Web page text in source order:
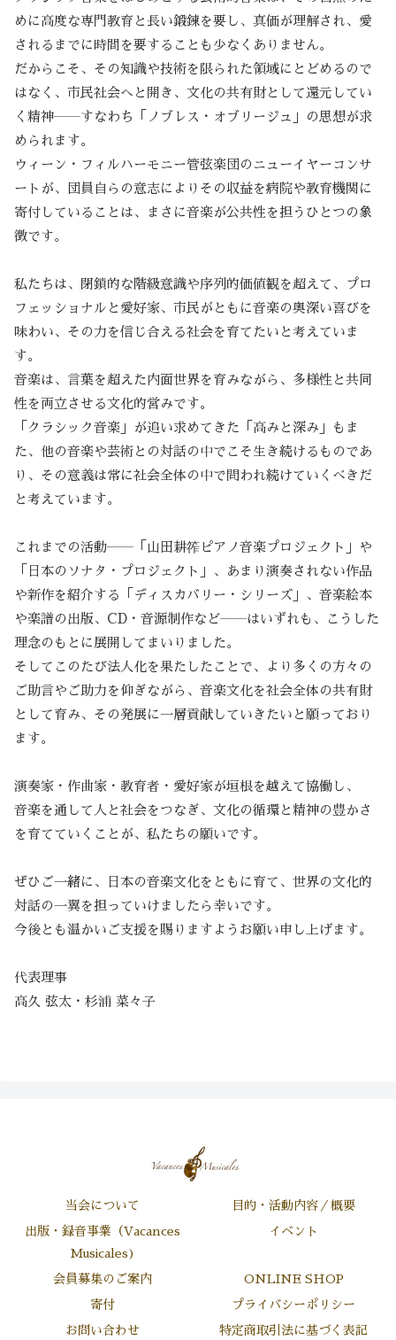
めに高度な専門教育と長い鍛錬を要し、真価が理解され、愛
されるまでに時間を要することも少なくありません。
だからこそ、その知識や技術を限られた領域にとどめるので
はなく、市民社会へと開き、文化の共有財として還元してい
く精神――すなわち「ノブレス・オブリージュ」の思想が求
められます。
ウィーン・フィルハーモニー管弦楽団のニューイヤーコンサ
ートが、団員自らの意志によりその収益を病院や教育機関に
寄付していることは、まさに音楽が公共性を担うひとつの象
徴です。
私たちは、閉鎖的な階級意識や序列的価値観を超えて、プロ
フェッショナルと愛好家、市民がともに音楽の奥深い喜びを
味わい、その力を信じ合える社会を育てたいと考えていま
す。
音楽は、言葉を超えた内面世界を育みながら、多様性と共同
性を両立させる文化的営みです。
「クラシック音楽」が追い求めてきた「高みと深み」もま
た、他の音楽や芸術との対話の中でこそ生き続けるものであ
り、その意義は常に社会全体の中で問われ続けていくべきだ
と考えています。
これまでの活動――「山田耕筰ピアノ音楽プロジェクト」や
「日本のソナタ・プロジェクト」、あまり演奏されない作品
や新作を紹介する「ディスカバリー・シリーズ」、音楽絵本
や楽譜の出版、CD・音源制作など――はいずれも、こうした
理念のもとに展開してまいりました。
そしてこのたび法人化を果たしたことで、より多くの方々の
ご助言やご助力を仰ぎながら、音楽文化を社会全体の共有財
として育み、その発展に一層貢献していきたいと願っており
ます。
演奏家・作曲家・教育者・愛好家が垣根を越えて協働し、
音楽を通して人と社会をつなぎ、文化の循環と精神の豊かさ
を育てていくことが、私たちの願いです。
ぜひご一緒に、日本の音楽文化をともに育て、世界の文化的
対話の一翼を担っていけましたら幸いです。
今後とも温かいご支援を賜りますようお願い申し上げます。
代表理事
高久 弦太・杉浦 菜々子
当会について 目的・活動内容／概要
出版・録音事業（Vacances
Musicales)
イベント
会員募集のご案内 ONLINE SHOP
寄付 プライバシーポリシー
お問い合わせ 特定商取引法に基づく表記